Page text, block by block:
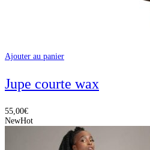
Ajouter au panier
Jupe courte wax
55,00€
NewHot